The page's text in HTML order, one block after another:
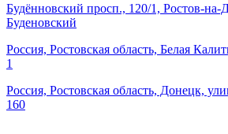
Будённовский просп., 120/1, Ростов-
Буденовский
Россия, Ростовская область, Белая
1
Россия, Ростовская область, Донецк,
160